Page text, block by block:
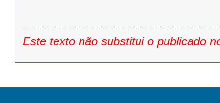
Este texto não substitui o publicado